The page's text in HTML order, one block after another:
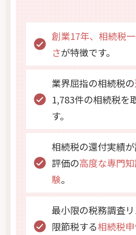
創業17年、相続税
さが特徴です。
業界屈指の相続税の
1,783件の相続税を
す。
相続税の還付実績
評価の高度な専門
験。
最小限の税務調査
限節税する相続税